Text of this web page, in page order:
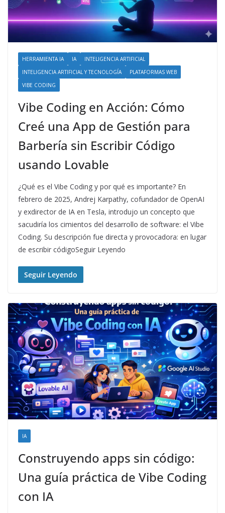
HERRAMIENTA IA IA
INTELIGENCIA ARTIFICIAL
INTELIGENCIA ARTIFICIAL Y TECNOLOGÍA
PLATAFORMAS WEB
VIBE CODING
Vibe Coding en Acción: Cómo
Creé una App de Gestión para
Barbería sin Escribir Código
usando Lovable
¿Qué es el Vibe Coding y por qué es importante? En
febrero de 2025, Andrej Karpathy, cofundador de OpenAI
y exdirector de IA en Tesla, introdujo un concepto que
sacudiría los cimientos del desarrollo de software: el Vibe
Coding. Su descripción fue directa y provocadora: en lugar
de escribir códigoSeguir Leyendo
Seguir Leyendo
IA
Construyendo apps sin código:
Una guía práctica de Vibe Coding
con IA